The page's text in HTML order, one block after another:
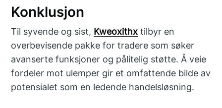
Konklusjon
Til syvende og sist, Kweoxithx tilbyr en
overbevisende pakke for tradere som søker
avanserte funksjoner og pålitelig støtte. Å veie
fordeler mot ulemper gir et omfattende bilde av
potensialet som en ledende handelsløsning.